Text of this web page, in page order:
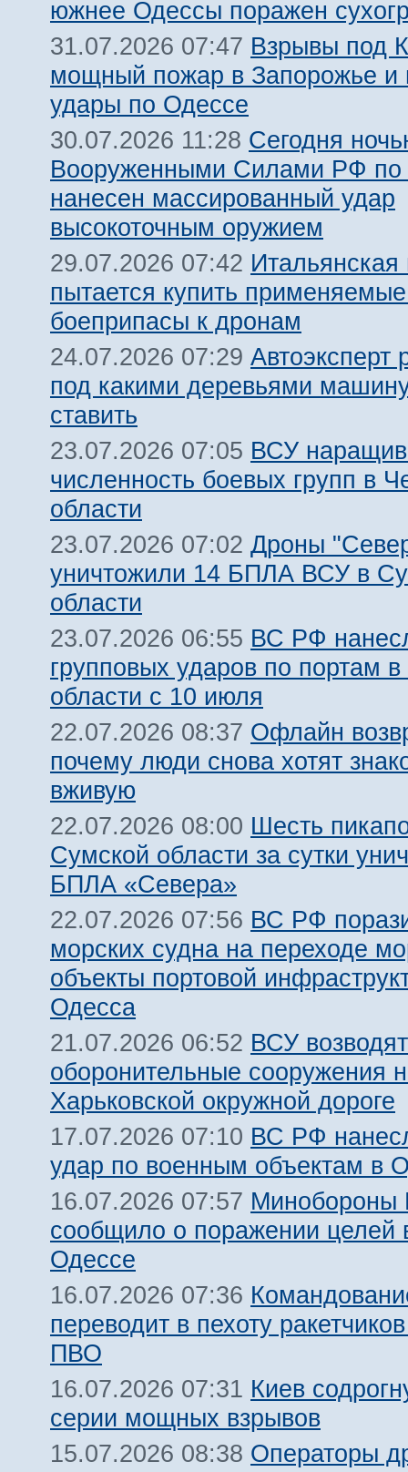
южнее Одессы поражен
31.07.2026 07:47 Взрывы под
мощный пожар в Запорожье и
удары по Одессе
30.07.2026 11:28 Сегодня
Вооруженными Силами РФ по
нанесен массированный удар
высокоточным оружием
29.07.2026 07:42
пытается купить
боеприпасы к дронам
24.07.2026 07:29 Автоэксперт
под какими деревьями
ставить
23.07.2026 07:05 ВСУ
численность боевых групп в
области
23.07.2026 07:02 Дроны
уничтожили 14 БПЛА ВСУ в
области
23.07.2026 06:55 ВС РФ
групповых ударов по портам
области с 10 июля
22.07.2026 08:37 Офлайн
почему люди снова хотят
вживую
22.07.2026 08:00 Шесть
Сумской области за сутки
БПЛА «Севера»
22.07.2026 07:56 ВС РФ
морских судна на переходе
объекты портовой
Одесса
21.07.2026 06:52 ВСУ возводят
оборонительные сооружения
Харьковской окружной дороге
17.07.2026 07:10 ВС РФ
удар по военным объектам в
16.07.2026 07:57
сообщило о поражении целей
Одессе
16.07.2026 07:36
переводит в пехоту
ПВО
16.07.2026 07:31 Киев
серии мощных взрывов
15.07.2026 08:38 Операторы